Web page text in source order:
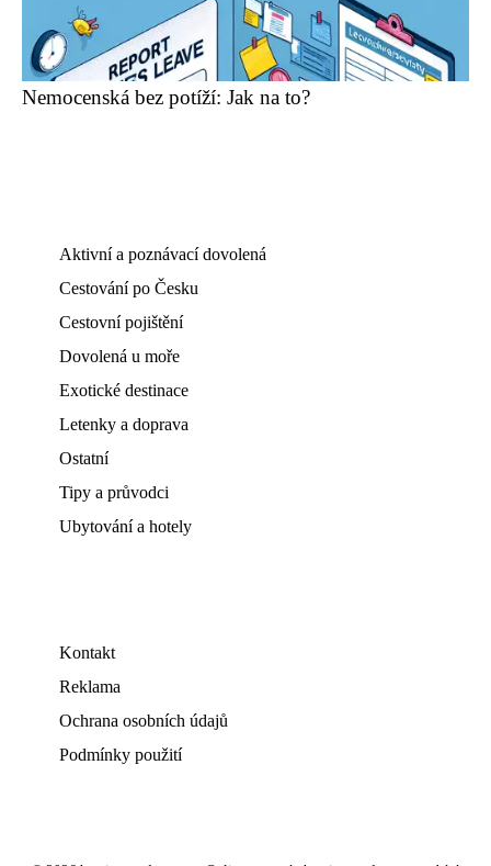
Nemocenská bez potíží: Jak na to?
Aktivní a poznávací dovolená
Cestování po Česku
Cestovní pojištění
Dovolená u moře
Exotické destinace
Letenky a doprava
Ostatní
Tipy a průvodci
Ubytování a hotely
Kontakt
Reklama
Ochrana osobních údajů
Podmínky použití